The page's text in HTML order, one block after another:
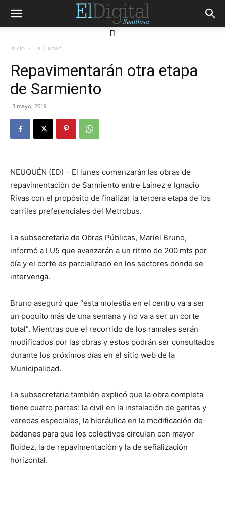
[]
Inicio La Ciudad
Repavimentarán otra etapa
de Sarmiento
3 mayo, 2019
NEUQUÉN (ED) – El lunes comenzarán las obras de
repavimentación de Sarmiento entre Lainez e Ignacio
Rivas con el propósito de finalizar la tercera etapa de los
carriles preferenciales del Metrobus.
La subsecretaria de Obras Públicas, Mariel Bruno,
informó a LU5 que avanzarán a un ritmo de 200 mts por
día y el corte es parcializado en los sectores donde se
intervenga.
Bruno aseguró que “esta molestia en el centro va a ser
un poquito más de una semana y no va a ser un corte
total”. Mientras que el recorrido de los ramales serán
modificados por las obras y estos podrán ser consultados
durante los próximos días en el sitio web de la
Municipalidad.
La subsecretaria también explicó que la obra completa
tiene cuatro partes: la civil en la instalación de garitas y
veredas especiales, la hidráulica en la modificación de
badenes para que los colectivos circulen con mayor
fluidez, la de repavimentación y la de señalización
horizontal.